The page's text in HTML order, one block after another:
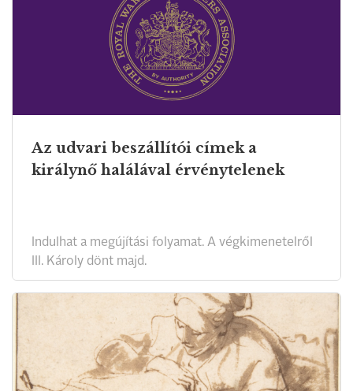
Az udvari beszállítói címek a
királynő halálával érvénytelenek
Indulhat a megújítási folyamat. A végkimenetelről
III. Károly dönt majd.